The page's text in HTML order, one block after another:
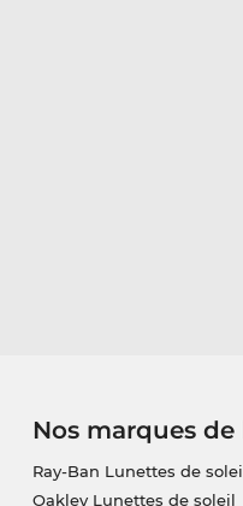
Nos marques
Ray-Ban Lunettes de
Oakley Lunettes de soleil